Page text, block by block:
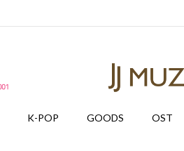
K-POP GOODS OST